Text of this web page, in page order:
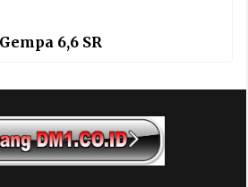
6,6 SR